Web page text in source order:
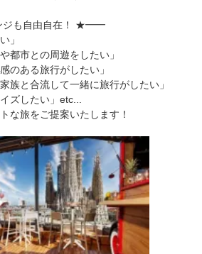
も自由自在！ ★━━
」
都市との周遊をしたい」
のある旅行がしたい」
族と合流して一緒に旅行がしたい」
ズしたい」etc...
な旅をご提案いたします！